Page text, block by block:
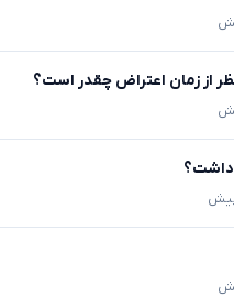
از زمان اعتراض چقدر است؟
داشت؟